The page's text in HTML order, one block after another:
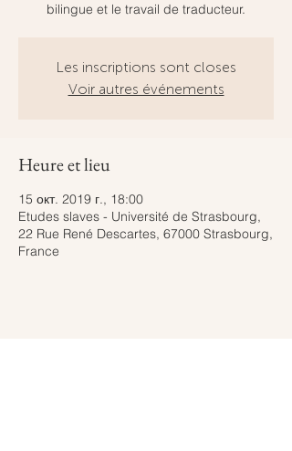
bilingue et le travail de traducteur.
Les inscriptions sont closes
Voir autres événements
Heure et lieu
15 окт. 2019 г., 18:00
Etudes slaves - Université de Strasbourg,
22 Rue René Descartes, 67000 Strasbourg,
France